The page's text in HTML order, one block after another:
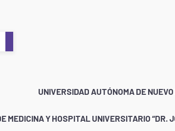
UNIVERSIDAD AUTÓNOMA DE
MEDICINA Y HOSPITAL UNIVERSITARIO “DR.